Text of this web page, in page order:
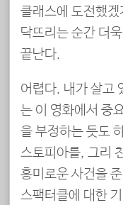
클래스에 도전했
닥뜨리는 순간 더
끝난다.
어렵다. 내가 살고
는 이 영화에서 중
을 부정하는 듯도
스토피아를, 그리
흥미로운 사건을
스팩터클에 대한